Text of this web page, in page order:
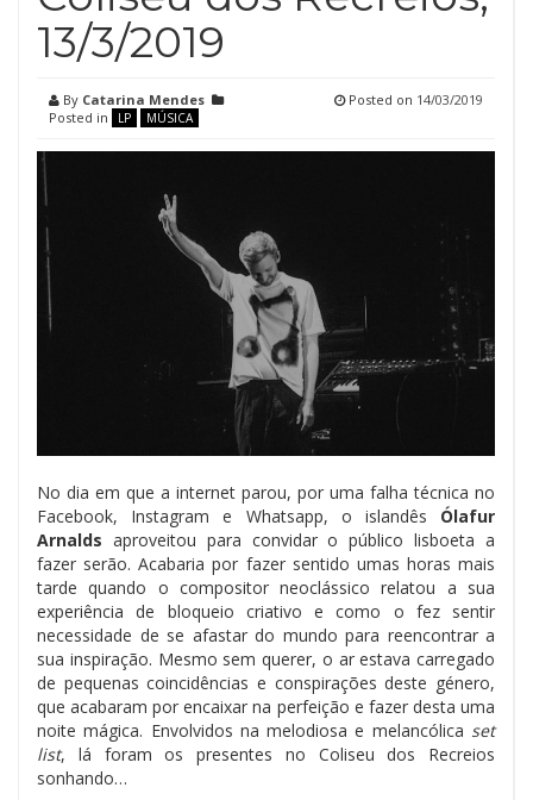
13/3/2019
By Catarina Mendes
Posted in
LP MÚSICA
Posted on 14/03/2019
No dia em que a internet parou, por uma falha técnica no
Facebook, Instagram e Whatsapp, o islandês Ólafur
Arnalds aproveitou para convidar o público lisboeta a
fazer serão. Acabaria por fazer sentido umas horas mais
tarde quando o compositor neoclássico relatou a sua
experiência de bloqueio criativo e como o fez sentir
necessidade de se afastar do mundo para reencontrar a
sua inspiração. Mesmo sem querer, o ar estava carregado
de pequenas coincidências e conspirações deste género,
que acabaram por encaixar na perfeição e fazer desta uma
noite mágica. Envolvidos na melodiosa e melancólica set
list, lá foram os presentes no Coliseu dos Recreios
sonhando…